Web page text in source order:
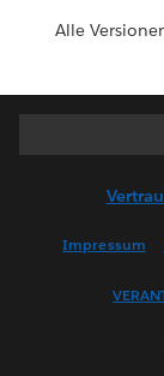
Alle
Impressum